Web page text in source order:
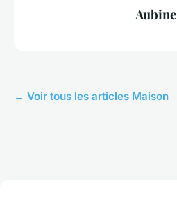
Aubine
← Voir tous les articles Maison